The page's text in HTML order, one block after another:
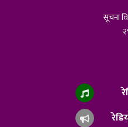
सूचना